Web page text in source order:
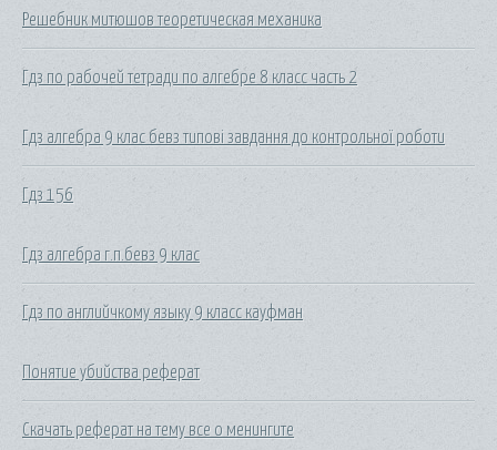
Решебник митюшов теоретическая механика
Гдз по рабочей тетради по алгебре 8 класс часть 2
Гдз алгебра 9 клас бевз типові завдання до контрольної роботи
Гдз 156
Гдз алгебра г.п.бевз 9 клас
Гдз по английчкому языку 9 класс кауфман
Понятие убийства реферат
Скачать реферат на тему все о менингите